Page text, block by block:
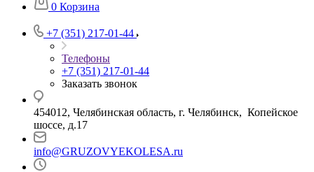
0 Корзина
+7 (351) 217-01-44
Телефоны
+7 (351) 217-01-44
Заказать звонок
454012, Челябинская область, г. Челябинск, Копейское
шоссе, д.17
info@GRUZOVYEKOLESA.ru